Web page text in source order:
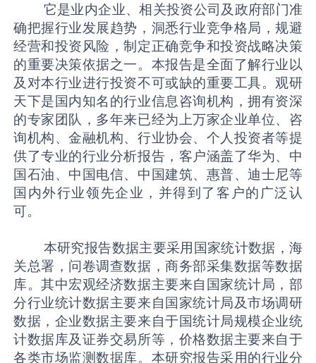
它是业内企业、相关投资公司及政府部门准
确把握行业发展趋势，洞悉行业竞争格局，规避
经营和投资风险，制定正确竞争和投资战略决策
的重要决策依据之一。本报告是全面了解行业以
及对本行业进行投资不可或缺的重要工具。观研
天下是国内知名的行业信息咨询机构，拥有资深
的专家团队，多年来已经为上万家企业单位、咨
询机构、金融机构、行业协会、个人投资者等提
供了专业的行业分析报告，客户涵盖了华为、中
国石油、中国电信、中国建筑、惠普、迪士尼等
国内外行业领先企业，并得到了客户的广泛认
可。
本研究报告数据主要采用国家统计数据，海
关总署，问卷调查数据，商务部采集数据等数据
库。其中宏观经济数据主要来自国家统计局，部
分行业统计数据主要来自国家统计局及市场调研
数据，企业数据主要来自于国统计局规模企业统
计数据库及证券交易所等，价格数据主要来自于
各类市场监测数据库。本研究报告采用的行业分